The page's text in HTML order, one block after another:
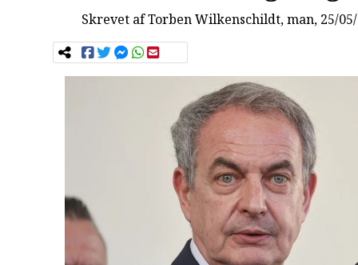
Skrevet afTorben Wilkenschildt, man, 25/